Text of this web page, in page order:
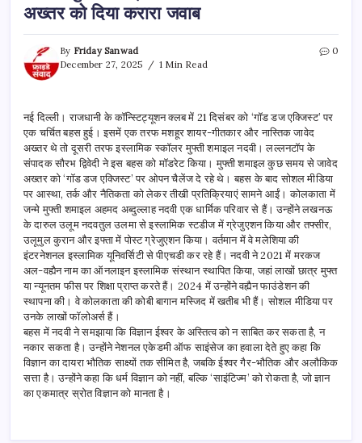
अख्तर को दिया करारा जवाब
By Friday Sanwad
December 27, 2025
1 Min Read
0
नई दिल्ली। राजधानी के कॉन्स्टिट्यूशन क्लब में 21 दिसंबर को ‘गॉड डज एक्जिस्ट’ पर
एक चर्चित बहस हुई। इसमें एक तरफ मशहूर शायर-गीतकार और नास्तिक जावेद
अख्तर थे तो दूसरी तरफ इस्लामिक स्कॉलर मुफ्ती शमाइल नदवी। लल्लनटॉप के
संपादक सौरभ द्विवेदी ने इस बहस को मॉडरेट किया। मुफ्ती शमाइल कुछ समय से जावेद
अख्तर को ‘गॉड डज एक्जिस्ट’ पर ओपन चैलेंज दे रहे थे। बहस के बाद सोशल मीडिया
पर आस्था, तर्क और नैतिकता को लेकर तीखी प्रतिक्रियाएं सामने आईं। कोलकाता में
जन्मे मुफ्ती शमाइल अहमद अब्दुल्लाह नदवी एक धार्मिक परिवार से हैं। उन्होंने लखनऊ
के दारुल उलूम नदवतुल उलमा से इस्लामिक स्टडीज में ग्रेजुएशन किया और तफ्सीर,
उलूमुल कुरान और इफ्ता में पोस्ट ग्रेजुएशन किया। वर्तमान में वे मलेशिया की
इंटरनेशनल इस्लामिक यूनिवर्सिटी से पीएचडी कर रहे हैं। नदवी ने 2021 में मरकज
अल-वह्यैन नाम का ऑनलाइन इस्लामिक संस्थान स्थापित किया, जहां लाखों छात्र मुफ्त
या न्यूनतम फीस पर शिक्षा प्राप्त करते हैं। 2024 में उन्होंने वह्यैन फाउंडेशन की
स्थापना की। वे कोलकाता की कोबी बागान मस्जिद में खतीब भी हैं। सोशल मीडिया पर
उनके लाखों फॉलोअर्स हैं।
बहस में नदवी ने समझाया कि विज्ञान ईश्वर के अस्तित्व को न साबित कर सकता है, न
नकार सकता है। उन्होंने नेशनल एकेडमी ऑफ साइंसेज का हवाला देते हुए कहा कि
विज्ञान का दायरा भौतिक साक्ष्यों तक सीमित है, जबकि ईश्वर गैर-भौतिक और अलौकिक
सत्ता है। उन्होंने कहा कि धर्म विज्ञान को नहीं, बल्कि ‘साइंटिज्म’ को रोकता है, जो ज्ञान
का एकमात्र स्रोत विज्ञान को मानता है।